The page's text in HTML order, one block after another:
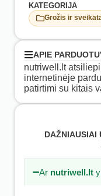
KATEGORIJA
Grožis ir
APIE
nutriwell.lt
internetinėje
patirtimi su kitais
DAŽNIAUSIAI
Ar nutriwell.lt